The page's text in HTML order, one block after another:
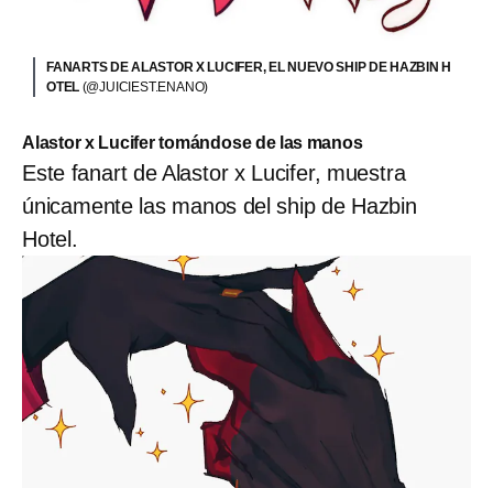
FANARTS DE ALASTOR X LUCIFER, EL NUEVO SHIP DE HAZBIN H
OTEL (@JUICIEST.ENANO)
Alastor x Lucifer tomándose de las manos
Este fanart de Alastor x Lucifer, muestra
únicamente las manos del ship de Hazbin
Hotel.